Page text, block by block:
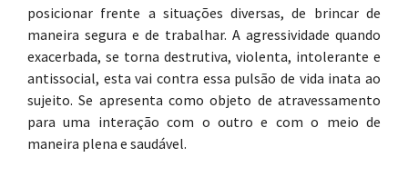
posicionar frente a situações diversas, de brincar de
maneira segura e de trabalhar. A agressividade quando
exacerbada, se torna destrutiva, violenta, intolerante e
antissocial, esta vai contra essa pulsão de vida inata ao
sujeito. Se apresenta como objeto de atravessamento
para uma interação com o outro e com o meio de
maneira plena e saudável.